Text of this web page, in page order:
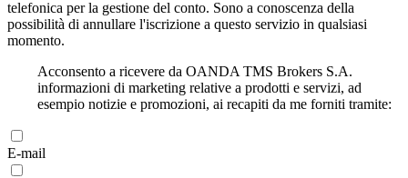
telefonica per la gestione del conto. Sono a conoscenza della
possibilità di annullare l'iscrizione a questo servizio in qualsiasi
momento.
Acconsento a ricevere da OANDA TMS Brokers S.A.
informazioni di marketing relative a prodotti e servizi, ad
esempio notizie e promozioni, ai recapiti da me forniti tramite:
E-mail